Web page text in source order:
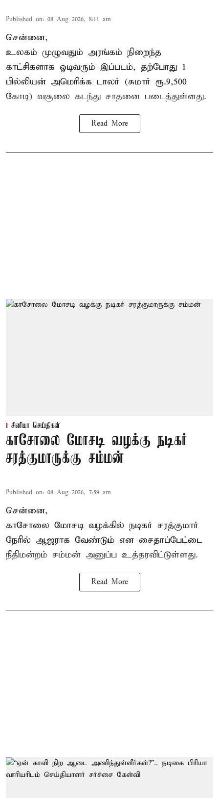
Published on: 08 Aug 2026, 8:11 am
சென்னை,
உலகம் முழுவதும் அரங்கம் நிறைந்த
காட்சிகளாக ஓடிவரும் இப்படம், தற்போது 1
பில்லியன் அமெரிக்க டாலர் (சுமார் ரூ.9,500
கோடி) வசூலை கடந்து சாதனை படைத்துள்ளது.
Read More
சினிமா செய்திகள்
காசோலை மோசடி வழக்கு நடிகர்
சரத்குமாருக்கு சம்மன்
Published on: 08 Aug 2026, 7:59 am
சென்னை,
காசோலை மோசடி வழக்கில் நடிகர் சரத்குமார்
நேரில் ஆஜராக வேண்டும் என சைதாப்பேட்டை
நீதிமன்றம் சம்மன் அனுப்ப உத்தரவிட்டுள்ளது.
Read More